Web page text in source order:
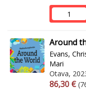
Around
Evans,
Mari
Otava,
86,30 €